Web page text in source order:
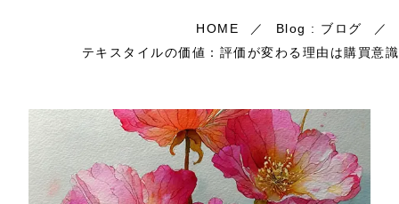
HOME
Blog : ブログ
テキスタイルの価値：評価が変わる理由は購買意識